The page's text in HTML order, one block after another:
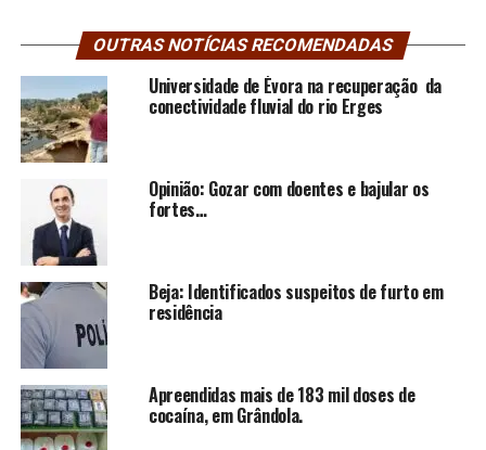
OUTRAS NOTÍCIAS RECOMENDADAS
Universidade de Évora na recuperação da
conectividade fluvial do rio Erges
Opinião: Gozar com doentes e bajular os
fortes…
Beja: Identificados suspeitos de furto em
residência
Apreendidas mais de 183 mil doses de
cocaína, em Grândola.